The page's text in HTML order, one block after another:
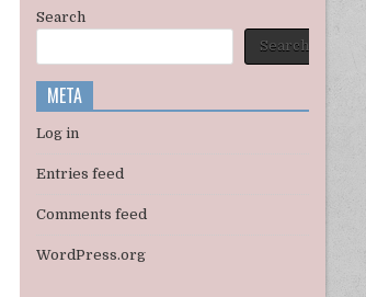
Search
Search
META
Log in
Entries feed
Comments feed
WordPress.org